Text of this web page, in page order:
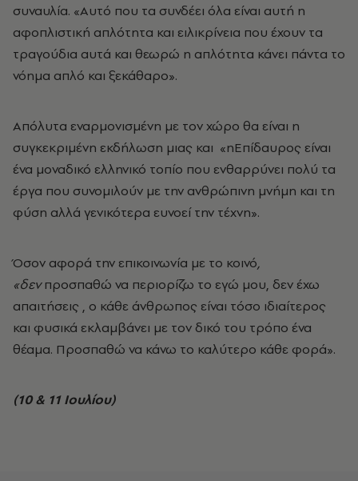
συναυλία. «Αυτό που τα συνδέει όλα είναι αυτή η
αφοπλιστική απλότητα και ειλικρίνεια που έχουν τα
τραγούδια αυτά και θεωρώ η απλότητα κάνει πάντα το
νόημα απλό και ξεκάθαρο».
Απόλυτα εναρμονισμένη με τον χώρο θα είναι η
συγκεκριμένη εκδήλωση μιας και «ηΕπίδαυρος είναι
ένα μοναδικό ελληνικό τοπίο που ενθαρρύνει πολύ τα
έργα που συνομιλούν με την ανθρώπινη μνήμη και τη
φύση αλλά γενικότερα ευνοεί την τέχνη».
Όσον αφορά την επικοινωνία με το κοινό,
«δενπροσπαθώ να περιορίζω το εγώ μου, δεν έχω
απαιτήσεις , ο κάθε άνθρωπος είναι τόσο ιδιαίτερος
και φυσικά εκλαμβάνει με τον δικό του τρόπο ένα
θέαμα. Προσπαθώ να κάνω το καλύτερο κάθε φορά».
(10 & 11 Ιουλίου)